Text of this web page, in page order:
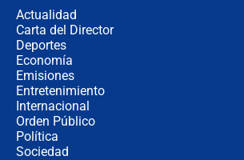
Actualidad
Carta del Director
Deportes
Economía
Emisiones
Entretenimiento
Internacional
Orden Público
Política
Sociedad